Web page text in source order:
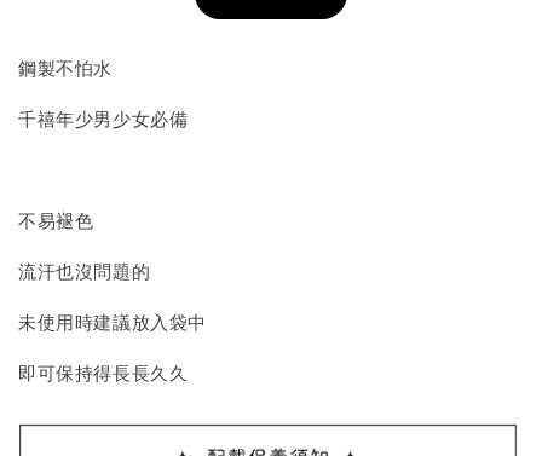
質感飾品收納盒
鋼製不怕水
千禧年少男少女必備
不易褪色
流汗也沒問題的
未使用時建議放入袋中
即可保持得長長久久